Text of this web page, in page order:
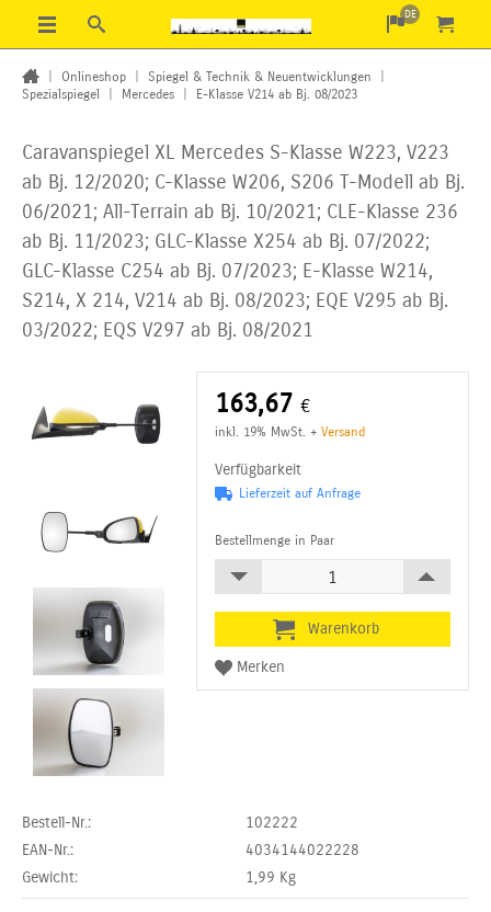
DE
Onlineshop Spiegel & Technik & Neuentwicklungen
Spezialspiegel
Mercedes E-Klasse V214 ab Bj. 08/2023
Caravanspiegel XL Mercedes S-Klasse W223, V223
ab Bj. 12/2020; C-Klasse W206, S206 T-Modell ab Bj.
06/2021; All-Terrain ab Bj. 10/2021; CLE-Klasse 236
ab Bj. 11/2023; GLC-Klasse X254 ab Bj. 07/2022;
GLC-Klasse C254 ab Bj. 07/2023; E-Klasse W214,
S214, X 214, V214 ab Bj. 08/2023; EQE V295 ab Bj.
03/2022; EQS V297 ab Bj. 08/2021
Bestell-Nr.:
102222
EAN-Nr.:
4034144022228
Gewicht:
1,99 Kg
163,67 €
inkl. 19% MwSt. +Versand
Verfügbarkeit
Lieferzeit auf Anfrage
Bestellmenge in Paar